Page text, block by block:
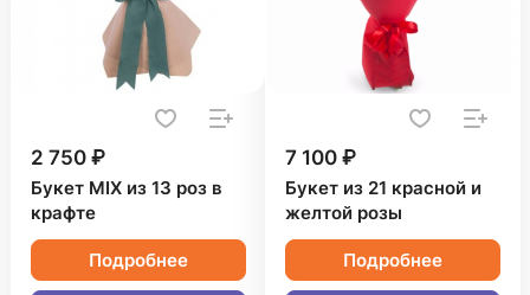
2 750 ₽
Букет MIX из 13 роз в
крафте
Подробнее
7 100 ₽
Букет из 21 красной и
желтой розы
Подробнее